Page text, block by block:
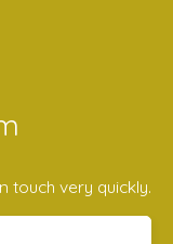
touch very quickly.